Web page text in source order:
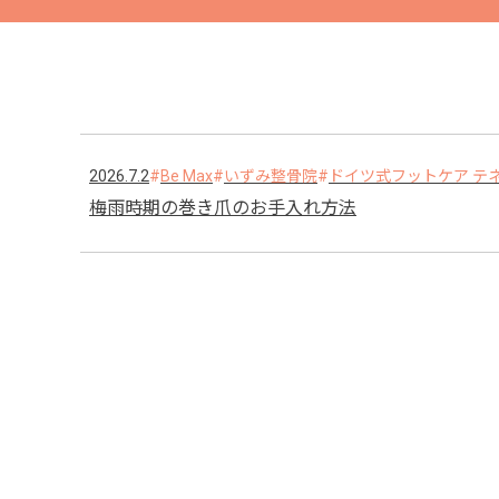
2026.7.2 Be Max いずみ整骨院 ドイツ式フットケア テ
梅雨時期の巻き爪のお手入れ方法